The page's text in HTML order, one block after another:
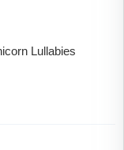
Lullabies